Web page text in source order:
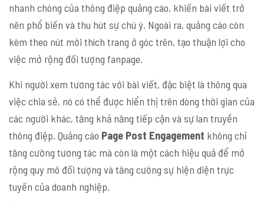
nhanh chóng của thông điệp quảng cáo, khiến bài viết trở
nên phổ biến và thu hút sự chú ý. Ngoài ra, quảng cáo còn
kèm theo nút mời thích trang ở góc trên, tạo thuận lợi cho
việc mở rộng đối tượng fanpage.
Khi người xem tương tác với bài viết, đặc biệt là thông qua
việc chia sẻ, nó có thể được hiển thị trên dòng thời gian của
các người khác, tăng khả năng tiếp cận và sự lan truyền
thông điệp. Quảng cáo Page Post Engagement không chỉ
tăng cường tương tác mà còn là một cách hiệu quả để mở
rộng quy mô đối tượng và tăng cường sự hiện diện trực
tuyến của doanh nghiệp.